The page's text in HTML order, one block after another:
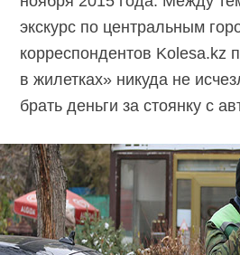
экскурс по центральным
корреспондентов Kolesa.kz
в жилетках» никуда не
брать деньги за стоянку с